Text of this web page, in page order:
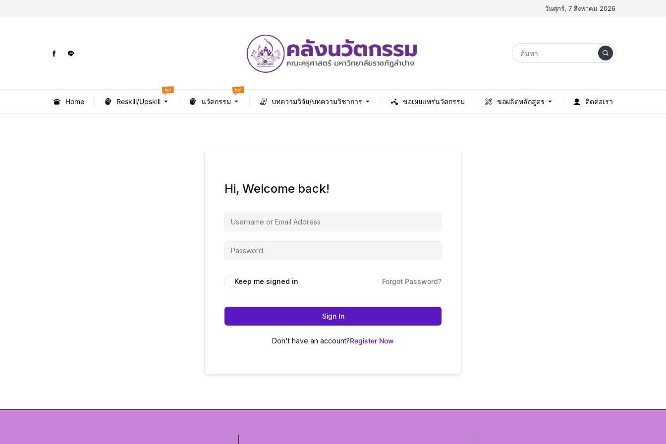
วันศุกร์, 7 สิงหาคม 2026
Home Reskill/Upskill
hot
นวัตกรรม
hot
บทความวิจัย/บทความวิชาการ ขอเผยแพร่นวัตกรรม ขอผลิตหลักสูตร ติดต่อเรา
Hi, Welcome back!
Keep me signed in Forgot Password?
Sign In
Don't have an account?Register Now